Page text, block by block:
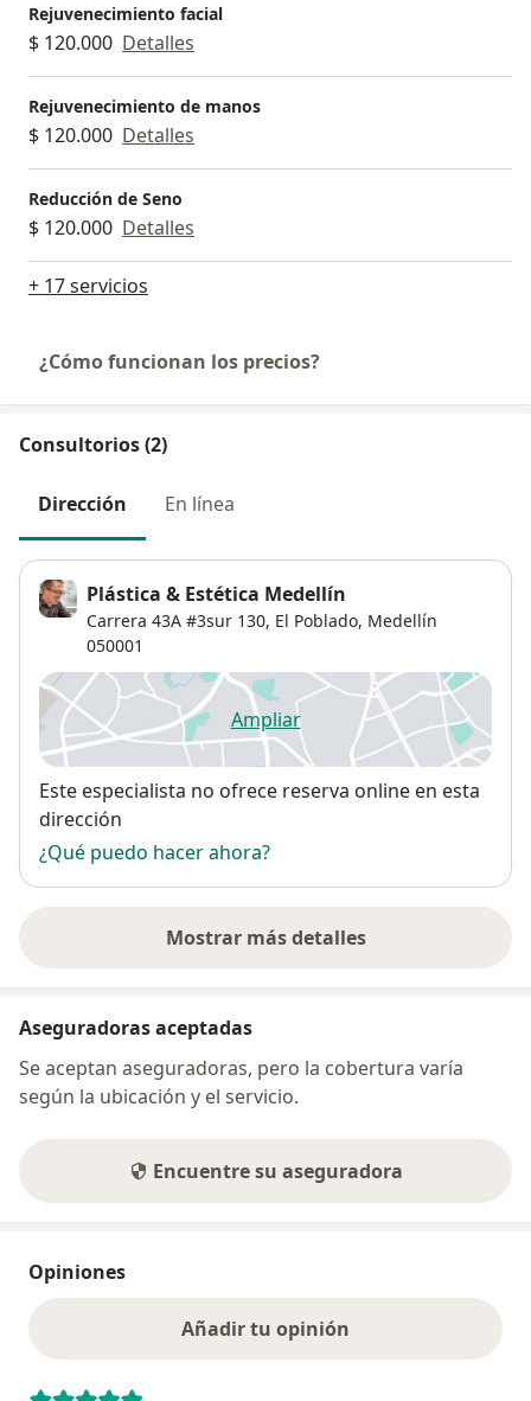
Rejuvenecimiento facial
$ 120.000 Detalles
Rejuvenecimiento de manos
$ 120.000 Detalles
Reducción de Seno
$ 120.000 Detalles
+ 17 servicios
¿Cómo funcionan los precios?
Consultorios (2)
Dirección En línea
Plástica & Estética Medellín
Carrera 43A #3sur 130, El Poblado, Medellín
050001
Ampliarse abre en una nueva
Disponibilidad
Este especialista no ofrece reserva online en esta
dirección
¿Qué puedo hacer ahora?
Mostrar más detalles
sobre la dirección
Aseguradoras aceptadas
Se aceptan aseguradoras, pero la cobertura varía
según la ubicación y el servicio.
Encuentre su aseguradora
Opiniones
Añadir tu opinión